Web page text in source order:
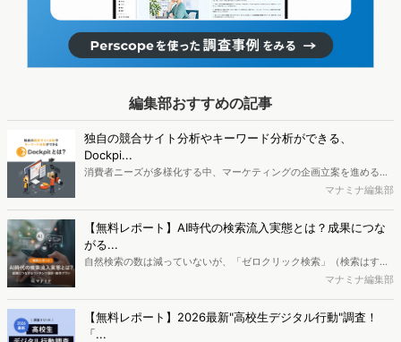
編集部おすすめの記事
独自の競合サイト分析やキーワード分析ができる、
Dockpi...
消費者ニーズが多様化する中、マーケティングの企画立案を進める上
で、競合分析や消費者分析の重要性がより高まっています。Web行動
データを活用し、Web上の消費者行動を起点とした競合サイト分析や
消費者分析が可能です。今回はDockpitならではの利便性の高い機能
や活用方法を解説します。
マナミナ編集部
【無料レポート】AI時代の検索流入実態とは？成果につな
がる...
自然検索の数は減っていないが、「ゼロクリック検索」（検索はする
がページには流入しない）の割合が増加しているのが、AI時代の検索
か、また、要因を理解した上で、成果に確実につながるコンテンツを
制作するにはどうするべきなのでしょうか。本レポートはこのような
マナミナ編集部
【無料レポート】2026最新"高校生デジタル行動"調査！
「...